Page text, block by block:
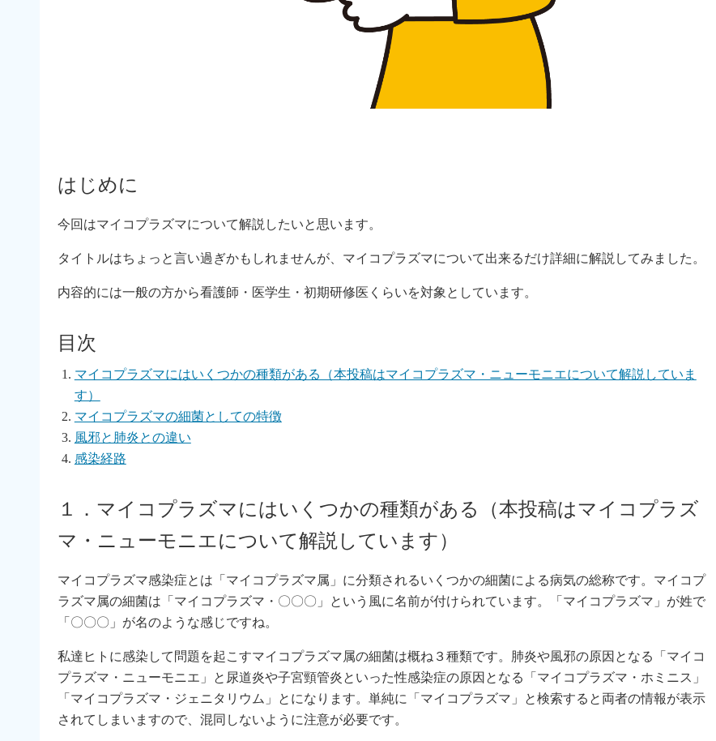
はじめに
今回はマイコプラズマについて解説したいと思います。
タイトルはちょっと言い過ぎかもしれませんが、マイコプラズマについて出来るだけ詳細に解説してみました。
内容的には一般の方から看護師・医学生・初期研修医くらいを対象としています。
目次
マイコプラズマにはいくつかの種類がある（本投稿はマイコプラズマ・ニューモニエについて解説していま
す）
マイコプラズマの細菌としての特徴
風邪と肺炎との違い
感染経路
１．マイコプラズマにはいくつかの種類がある（本投稿はマイコプラズ
マ・ニューモニエについて解説しています）
マイコプラズマ感染症とは「マイコプラズマ属」に分類されるいくつかの細菌による病気の総称です。マイコプ
ラズマ属の細菌は「マイコプラズマ・〇〇〇」という風に名前が付けられています。「マイコプラズマ」が姓で
「〇〇〇」が名のような感じですね。
私達ヒトに感染して問題を起こすマイコプラズマ属の細菌は概ね３種類です。肺炎や風邪の原因となる「マイコ
プラズマ・ニューモニエ」と尿道炎や子宮頸管炎といった性感染症の原因となる「マイコプラズマ・ホミニス」
「マイコプラズマ・ジェニタリウム」とになります。単純に「マイコプラズマ」と検索すると両者の情報が表示
されてしまいますので、混同しないように注意が必要です。